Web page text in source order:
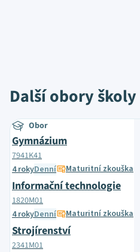
Další obory školy
Obor
Gymnázium
7941K41
4 rokyDenní Maturitní zkouška
Informační technologie
1820M01
4 rokyDenní Maturitní zkouška
Strojírenství
2341M01